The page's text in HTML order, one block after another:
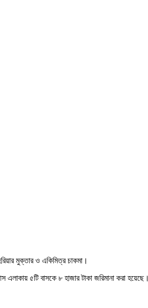
মুক্তার ও একিমিত্র চাকমা।
এলাকায় ৫টি বাসকে ৮ হাজার টাকা জরিমানা করা হয়েছে।